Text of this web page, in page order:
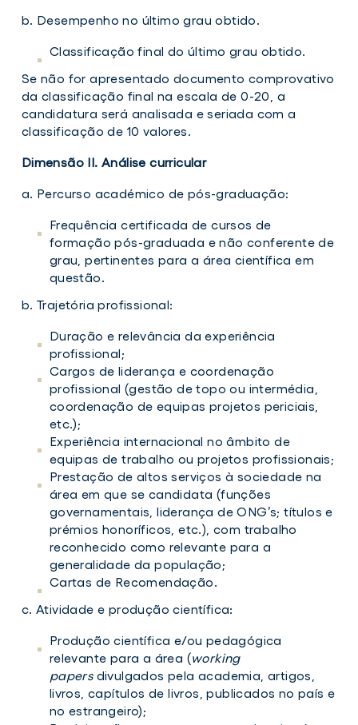
b. Desempenho no último grau obtido.
Classificação final do último grau obtido.
Se não for apresentado documento comprovativo
da classificação final na escala de 0-20, a
candidatura será analisada e seriada com a
classificação de 10 valores.
Dimensão II. Análise curricular
a. Percurso académico de pós-graduação:
Frequência certificada de cursos de
formação pós-graduada e não conferente de
grau, pertinentes para a área científica em
questão.
b. Trajetória profissional:
Duração e relevância da experiência
profissional;
Cargos de liderança e coordenação
profissional (gestão de topo ou intermédia,
coordenação de equipas projetos periciais,
etc.);
Experiência internacional no âmbito de
equipas de trabalho ou projetos profissionais;
Prestação de altos serviços à sociedade na
área em que se candidata (funções
governamentais, liderança de ONG’s; títulos e
prémios honoríficos, etc.), com trabalho
reconhecido como relevante para a
generalidade da população;
Cartas de Recomendação.
c. Atividade e produção científica:
Produção científica e/ou pedagógica
relevante para a área (working
papers divulgados pela academia, artigos,
livros, capítulos de livros, publicados no país e
no estrangeiro);